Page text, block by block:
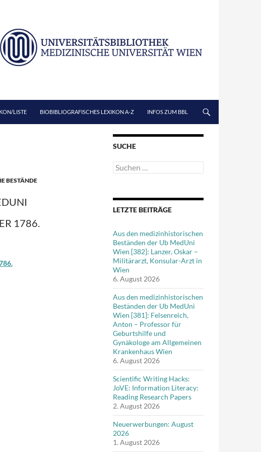
LISTE
BIOBIBLIOGRAFISCHES LEXIKON A-Z INFOS ZUM BBL
BESTÄNDE
1786.
SUCHE
Suchen
nach:
LETZTE BEITRÄGE
Aus den medizinhistorischen
Beständen der Ub MedUni
Wien [382]: Lanzer, Oskar –
Militärarzt, Konsular-Arzt in
Wien
6. August 2026
Aus den medizinhistorischen
Beständen der Ub MedUni
Wien [381]: Felsenreich,
Anton – Professor für
Geburtshilfe und
Gynäkologe am Allgemeinen
Krankenhaus Wien
6. August 2026
Scientific Writing Hacks:
JoVE: Information Literacy:
Reading Research Papers
2. August 2026
Neuerwerbungen: August
2026
1. August 2026